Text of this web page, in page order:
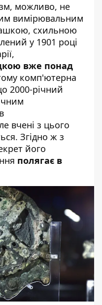
, можливо, не
вимірювальним
схильною
у 1901 році
вже понад
комп'ютерна
2000-річний
вчені з цього
Згідно ж з
його
полягає в